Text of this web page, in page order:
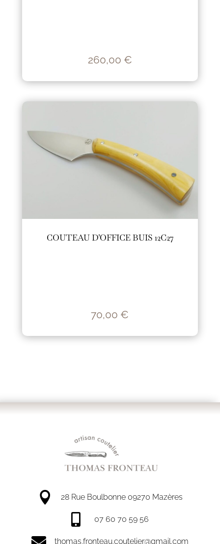
260,00 €
COUTEAU D’OFFICE BUIS 12C27
70,00 €
 28 Rue Boulbonne 09270 Mazères
 07 60 70 59 56
thomas.fronteau.coutelier@gmail.com